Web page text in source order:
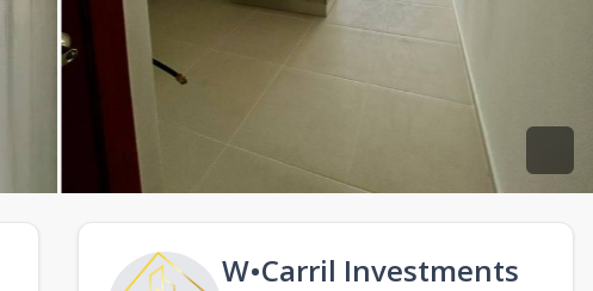
W•Carril Investments